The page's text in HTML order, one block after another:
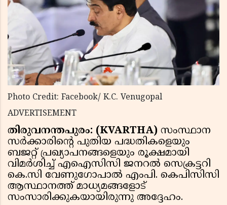
Photo Credit: Facebook/ K.C. Venugopal
ADVERTISEMENT
തിരുവനന്തപുരം: (KVARTHA) സംസ്ഥാന
സർക്കാരിന്റെ പുതിയ പദ്ധതികളെയും
ബജറ്റ് പ്രഖ്യാപനങ്ങളെയും രൂക്ഷമായി
വിമർശിച്ച് എഐസിസി ജനറൽ സെക്രട്ടറി
കെ.സി വേണുഗോപാൽ എംപി. കെപിസിസി
ആസ്ഥാനത്ത് മാധ്യമങ്ങളോട്
സംസാരിക്കുകയായിരുന്നു അദ്ദേഹം.